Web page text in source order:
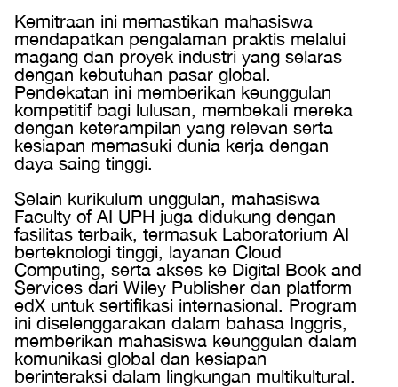
Kemitraan ini memastikan mahasiswa
mendapatkan pengalaman praktis melalui
magang dan proyek industri yang selaras
dengan kebutuhan pasar global.
Pendekatan ini memberikan keunggulan
kompetitif bagi lulusan, membekali mereka
dengan keterampilan yang relevan serta
kesiapan memasuki dunia kerja dengan
daya saing tinggi.
Selain kurikulum unggulan, mahasiswa
Faculty of AI UPH juga didukung dengan
fasilitas terbaik, termasuk Laboratorium AI
berteknologi tinggi, layanan Cloud
Computing, serta akses ke Digital Book and
Services dari Wiley Publisher dan platform
edX untuk sertifikasi internasional. Program
ini diselenggarakan dalam bahasa Inggris,
memberikan mahasiswa keunggulan dalam
komunikasi global dan kesiapan
berinteraksi dalam lingkungan multikultural.